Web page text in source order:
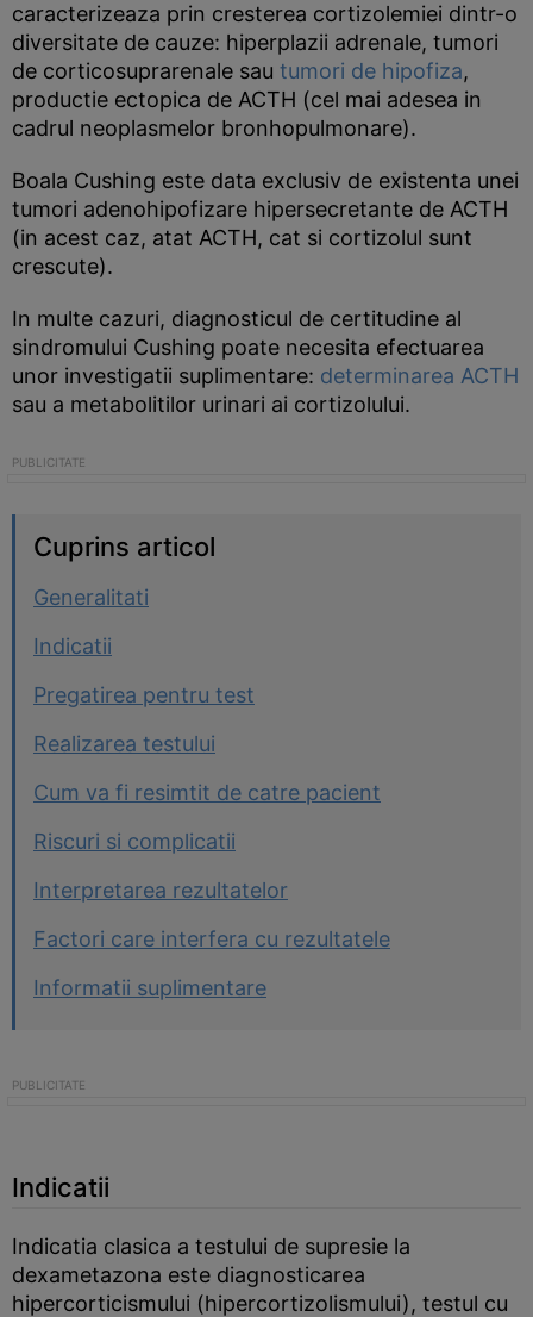
caracterizeaza prin cresterea cortizolemiei dintr-o
diversitate de cauze: hiperplazii adrenale, tumori
de corticosuprarenale sau tumori de hipofiza,
productie ectopica de ACTH (cel mai adesea in
cadrul neoplasmelor bronhopulmonare).
Boala Cushing este data exclusiv de existenta unei
tumori adenohipofizare hipersecretante de ACTH
(in acest caz, atat ACTH, cat si cortizolul sunt
crescute).
In multe cazuri, diagnosticul de certitudine al
sindromului Cushing poate necesita efectuarea
unor investigatii suplimentare: determinarea ACTH
sau a metabolitilor urinari ai cortizolului.
Cuprins articol
Generalitati
Indicatii
Pregatirea pentru test
Realizarea testului
Cum va fi resimtit de catre pacient
Riscuri si complicatii
Interpretarea rezultatelor
Factori care interfera cu rezultatele
Informatii suplimentare
Indicatii
Indicatia clasica a testului de supresie la
dexametazona este diagnosticarea
hipercorticismului (hipercortizolismului), testul cu